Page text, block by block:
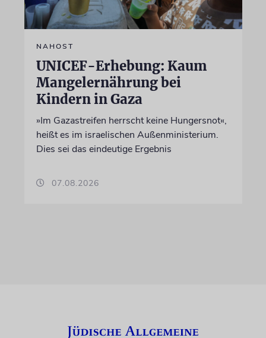
NAHOST
UNICEF-Erhebung: Kaum
Mangelernährung bei
Kindern in Gaza
»Im Gazastreifen herrscht keine Hungersnot«,
heißt es im israelischen Außenministerium.
Dies sei das eindeutige Ergebnis
07.08.2026